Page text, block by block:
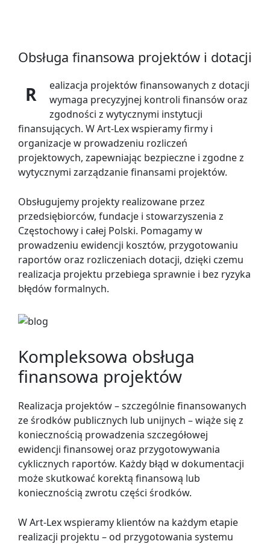
Obsługa finansowa projektów i dotacji
R
ealizacja projektów finansowanych z dotacji
wymaga precyzyjnej kontroli finansów oraz
zgodności z wytycznymi instytucji
finansujących. W Art-Lex wspieramy firmy i
organizacje w prowadzeniu rozliczeń
projektowych, zapewniając bezpieczne i zgodne z
wytycznymi zarządzanie finansami projektów.
Obsługujemy projekty realizowane przez
przedsiębiorców, fundacje i stowarzyszenia z
Częstochowy i całej Polski. Pomagamy w
prowadzeniu ewidencji kosztów, przygotowaniu
raportów oraz rozliczeniach dotacji, dzięki czemu
realizacja projektu przebiega sprawnie i bez ryzyka
błędów formalnych.
Kompleksowa obsługa
finansowa projektów
Realizacja projektów – szczególnie finansowanych
ze środków publicznych lub unijnych – wiąże się z
koniecznością prowadzenia szczegółowej
ewidencji finansowej oraz przygotowywania
cyklicznych raportów. Każdy błąd w dokumentacji
może skutkować korektą finansową lub
koniecznością zwrotu części środków.
W Art-Lex wspieramy klientów na każdym etapie
realizacji projektu – od przygotowania systemu